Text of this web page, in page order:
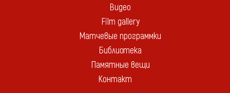
Видео
Film gallery
Матчевые программки
Библиотека
Памятные вещи
Контакт